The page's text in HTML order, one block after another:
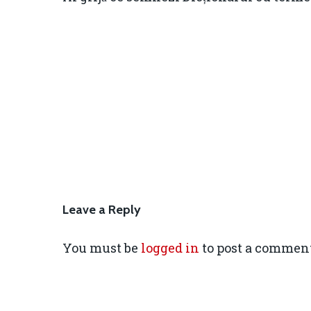
Leave a Reply
You must be logged in to post a